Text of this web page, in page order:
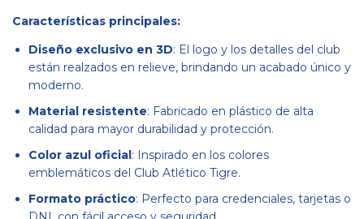
Características principales:
Diseño exclusivo en 3D: El logo y los detalles del club
están realzados en relieve, brindando un acabado único y
moderno.
Material resistente: Fabricado en plástico de alta
calidad para mayor durabilidad y protección.
Color azul oficial: Inspirado en los colores
emblemáticos del Club Atlético Tigre.
Formato práctico: Perfecto para credenciales, tarjetas o